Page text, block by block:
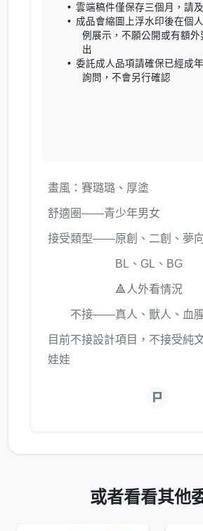
雲端稿件僅保存三個月，請
成品會縮圖上浮水印後在個
例展示，不願公開或有額外
出
委託成人品項請確保已經成
詢問，不會另行確認
畫風：賽璐璐、厚塗
舒適圈——青少年男女
接受類型——原創、二創、夢
BL、GL、BG
🔺人外看情況
不接——真人、獸人、血腥
目前不接設計項目，不接受純
娃娃
或者看看其他